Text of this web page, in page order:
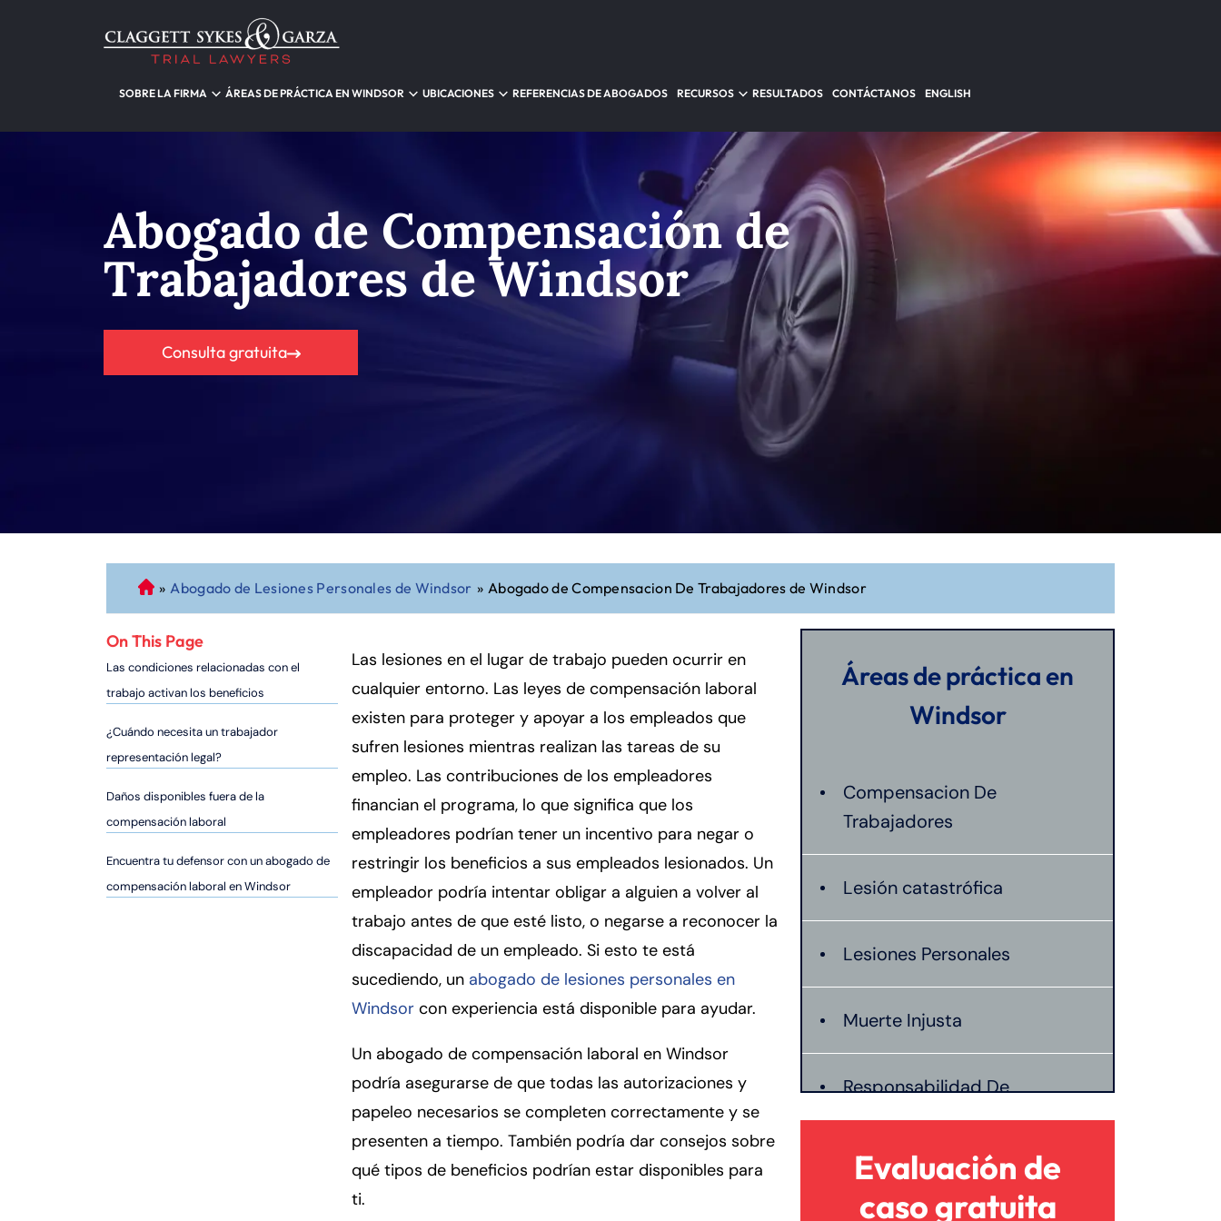
SOBRE LA FIRMA ÁREAS DE PRÁCTICA EN WINDSOR UBICACIONES REFERENCIAS DE ABOGADOS RECURSOS RESULTADOS CONTÁCTANOS ENGLISH
Abogado de Compensación de
Trabajadores de Windsor
Consulta gratuita
A
b
o
d
o
e
P
er
n
al
» Abogado de Lesiones Personales de Windsor » Abogado de Compensacion De Trabajadores de Windsor
On This Page
Las condiciones relacionadas con el
trabajo activan los beneficios
¿Cuándo necesita un trabajador
representación legal?
Daños disponibles fuera de la
compensación laboral
Encuentra tu defensor con un abogado de
compensación laboral en Windsor
Las lesiones en el lugar de trabajo pueden ocurrir en
cualquier entorno. Las leyes de compensación laboral
existen para proteger y apoyar a los empleados que
sufren lesiones mientras realizan las tareas de su
empleo. Las contribuciones de los empleadores
financian el programa, lo que significa que los
empleadores podrían tener un incentivo para negar o
restringir los beneficios a sus empleados lesionados. Un
empleador podría intentar obligar a alguien a volver al
trabajo antes de que esté listo, o negarse a reconocer la
discapacidad de un empleado. Si esto te está
sucediendo, un abogado de lesiones personales en
Windsor con experiencia está disponible para ayudar.
Un abogado de compensación laboral en Windsor
podría asegurarse de que todas las autorizaciones y
papeleo necesarios se completen correctamente y se
presenten a tiempo. También podría dar consejos sobre
qué tipos de beneficios podrían estar disponibles para
ti.
Áreas de práctica en
Windsor
Compensacion De
Trabajadores
Lesión catastrófica
Lesiones Personales
Muerte Injusta
Responsabilidad De
Productos
Mordeduras De Perro
Evaluación de
caso gratuita